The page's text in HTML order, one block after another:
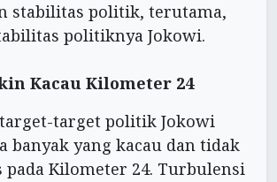
stabilitas politik, terutama,
politiknya Jokowi.
Kacau Kilometer 24
target politik Jokowi
banyak yang kacau dan tidak
pada Kilometer 24. Turbulensi